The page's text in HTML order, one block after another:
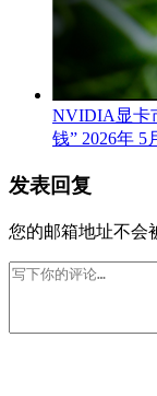
NVIDIA显卡
钱” 2026年 5
发表回复
您的邮箱地址不会